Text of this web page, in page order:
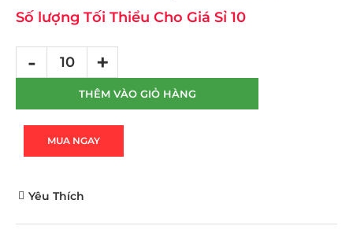
Số lượng Tối Thiểu Cho Giá Sỉ 10
THÊM VÀO GIỎ HÀNG
MUA NGAY
Yêu Thích